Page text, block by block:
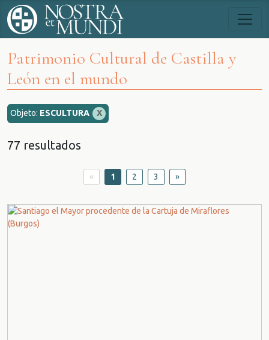
Patrimonio Cultural de Castilla y
León en el mundo
Objeto: ESCULTURA X
77 resultados
« 1 2 3 »